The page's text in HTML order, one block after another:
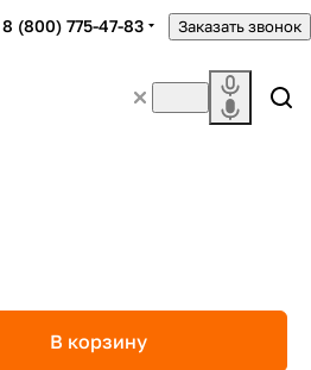
8 (800) 775-47-83 Заказать звонок
В корзину